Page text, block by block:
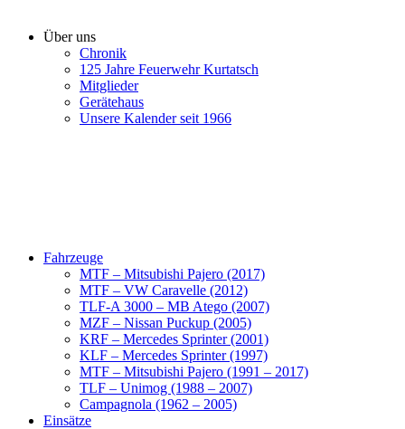
Über uns
Chronik
125 Jahre Feuerwehr Kurtatsch
Mitglieder
Gerätehaus
Unsere Kalender seit 1966
Fahrzeuge
MTF – Mitsubishi Pajero (2017)
MTF – VW Caravelle (2012)
TLF-A 3000 – MB Atego (2007)
MZF – Nissan Puckup (2005)
KRF – Mercedes Sprinter (2001)
KLF – Mercedes Sprinter (1997)
MTF – Mitsubishi Pajero (1991 – 2017)
TLF – Unimog (1988 – 2007)
Campagnola (1962 – 2005)
Einsätze